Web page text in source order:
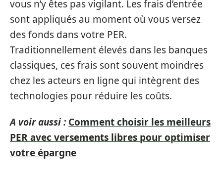
vous n’y êtes pas vigilant. Les frais d’entrée
sont appliqués au moment où vous versez
des fonds dans votre PER.
Traditionnellement élevés dans les banques
classiques, ces frais sont souvent moindres
chez les acteurs en ligne qui intègrent des
technologies pour réduire les coûts.
A voir aussi : Comment choisir les meilleurs
PER avec versements libres pour optimiser
votre épargne